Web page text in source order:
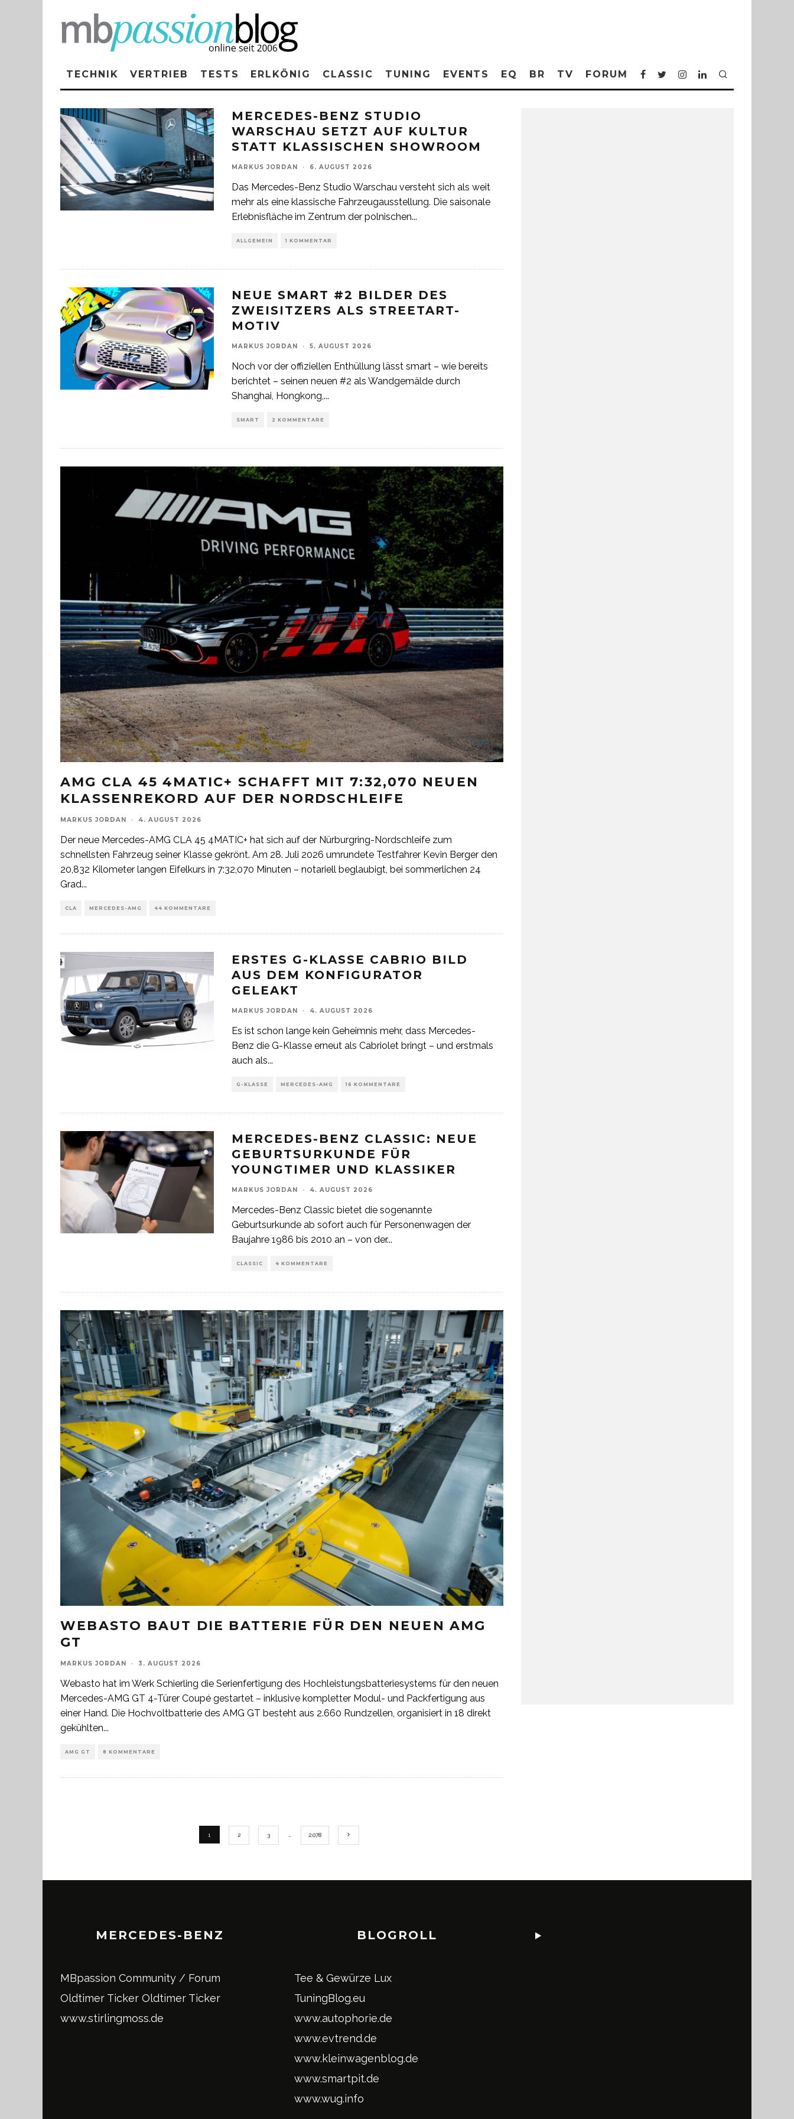
TECHNIK VERTRIEB TESTS ERLKÖNIG CLASSIC TUNING EVENTS EQ BR TV FORUM
MERCEDES-BENZ STUDIO
WARSCHAU SETZT AUF KULTUR
STATT KLASSISCHEN SHOWROOM
MARKUS JORDAN · 6. AUGUST 2026
Das Mercedes-Benz Studio Warschau versteht sich als weit
mehr als eine klassische Fahrzeugausstellung. Die saisonale
Erlebnisfläche im Zentrum der polnischen...
ALLGEMEIN 1 KOMMENTAR
NEUE SMART #2 BILDER DES
ZWEISITZERS ALS STREETART-
MOTIV
MARKUS JORDAN · 5. AUGUST 2026
Noch vor der offiziellen Enthüllung lässt smart – wie bereits
berichtet – seinen neuen #2 als Wandgemälde durch
Shanghai, Hongkong,...
SMART 2 KOMMENTARE
AMG CLA 45 4MATIC+ SCHAFFT MIT 7:32,070 NEUEN
KLASSENREKORD AUF DER NORDSCHLEIFE
MARKUS JORDAN · 4. AUGUST 2026
Der neue Mercedes-AMG CLA 45 4MATIC+ hat sich auf der Nürburgring-Nordschleife zum
schnellsten Fahrzeug seiner Klasse gekrönt. Am 28. Juli 2026 umrundete Testfahrer Kevin Berger den
20,832 Kilometer langen Eifelkurs in 7:32,070 Minuten – notariell beglaubigt, bei sommerlichen 24
Grad...
CLA MERCEDES-AMG 44 KOMMENTARE
ERSTES G-KLASSE CABRIO BILD
AUS DEM KONFIGURATOR
GELEAKT
MARKUS JORDAN · 4. AUGUST 2026
Es ist schon lange kein Geheimnis mehr, dass Mercedes-
Benz die G-Klasse erneut als Cabriolet bringt – und erstmals
auch als...
G-KLASSE MERCEDES-AMG 16 KOMMENTARE
MERCEDES-BENZ CLASSIC: NEUE
GEBURTSURKUNDE FÜR
YOUNGTIMER UND KLASSIKER
MARKUS JORDAN · 4. AUGUST 2026
Mercedes-Benz Classic bietet die sogenannte
Geburtsurkunde ab sofort auch für Personenwagen der
Baujahre 1986 bis 2010 an – von der...
CLASSIC 4 KOMMENTARE
WEBASTO BAUT DIE BATTERIE FÜR DEN NEUEN AMG
GT
MARKUS JORDAN · 3. AUGUST 2026
Webasto hat im Werk Schierling die Serienfertigung des Hochleistungsbatteriesystems für den neuen
Mercedes-AMG GT 4-Türer Coupé gestartet – inklusive kompletter Modul- und Packfertigung aus
einer Hand. Die Hochvoltbatterie des AMG GT besteht aus 2.660 Rundzellen, organisiert in 18 direkt
gekühlten...
AMG GT 8 KOMMENTARE
1 2 3 2.078
MERCEDES-BENZ
MBpassion Community / Forum
Oldtimer Ticker Oldtimer Ticker
www.stirlingmoss.de
BLOGROLL
Tee & Gewürze Lux
TuningBlog.eu
www.autophorie.de
www.evtrend.de
www.kleinwagenblog.de
www.smartpit.de
www.wug.info